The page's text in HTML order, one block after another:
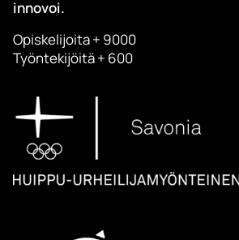
innovoi.
Opiskelijoita + 9000
Työntekijöitä + 600